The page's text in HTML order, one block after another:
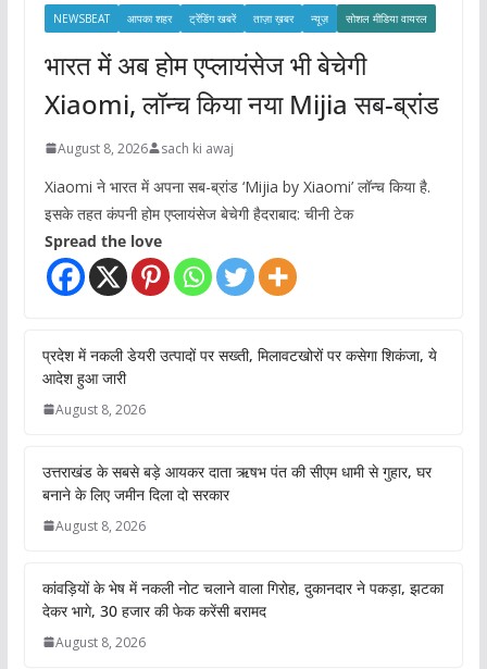
NEWSBEAT आपका शहर ट्रेंडिंग खबरें ताज़ा ख़बर न्यूज़ सोशल मीडिया वायरल
भारत में अब होम एप्लायंसेज भी बेचेगी
Xiaomi, लॉन्च किया नया Mijia सब-ब्रांड
August 8, 2026 sach ki awaj
Xiaomi ने भारत में अपना सब-ब्रांड ‘Mijia by Xiaomi’ लॉन्च किया है.
इसके तहत कंपनी होम एप्लायंसेज बेचेगी हैदराबाद: चीनी टेक
Spread the love
प्रदेश में नकली डेयरी उत्पादों पर सख्ती, मिलावटखोरों पर कसेगा शिकंजा, ये
आदेश हुआ जारी
August 8, 2026
उत्तराखंड के सबसे बड़े आयकर दाता ऋषभ पंत की सीएम धामी से गुहार, घर
बनाने के लिए जमीन दिला दो सरकार
August 8, 2026
कांवड़ियों के भेष में नकली नोट चलाने वाला गिरोह, दुकानदार ने पकड़ा, झटका
देकर भागे, 30 हजार की फेक करेंसी बरामद
August 8, 2026